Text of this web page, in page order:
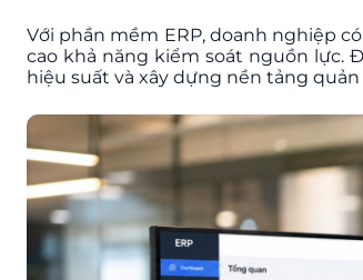
Với phần mềm ERP, doanh nghiệp
cao khả năng kiểm soát nguồn lực.
hiệu suất và xây dựng nền tảng